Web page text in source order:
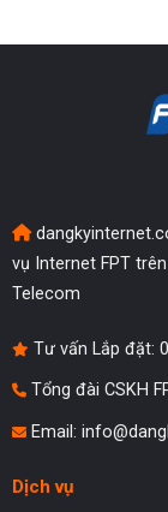
vụ Internet FPT
Telecom
Tư vấn Lắp đặt:
Tổng đài CSKH
Email:
Dịch vụ